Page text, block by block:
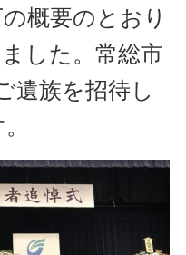
概要のとおり
した。常総市
遺族を招待し